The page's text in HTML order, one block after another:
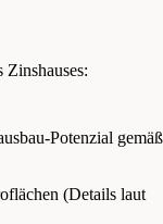
Zinshauses:
Potenzial gemäß
(Details laut